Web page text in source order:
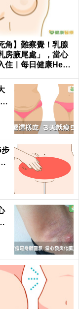
角】難察覺！乳腺
房腋尾處」，當心
住｜每日健康Healt
步